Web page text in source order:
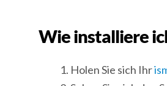
Wie installiere
Holen Sie sich Ihr